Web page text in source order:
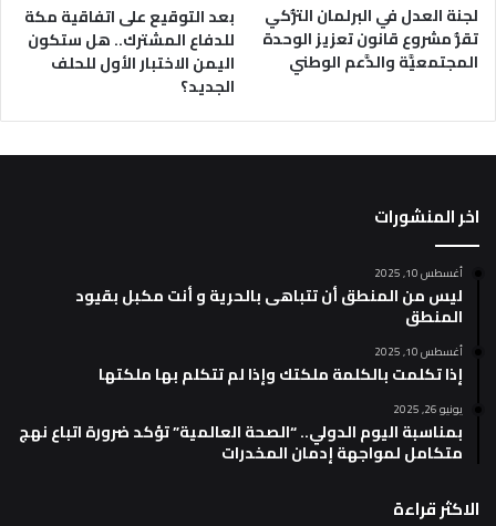
لجنة العدل في البرلمان التُّركي
تقرُّ مشروع قانون تعزيز الوحدة
المجتمعيَّة والدَّعم الوطني
بعد التوقيع على اتفاقية مكة
للدفاع المشترك.. هل ستكون
اليمن الاختبار الأول للحلف
الجديد؟
اخر المنشورات
أغسطس 10, 2025
ليس من المنطق أن تتباهى بالحرية و أنت مكبل بقيود
المنطق
أغسطس 10, 2025
إذا تكلمت بالكلمة ملكتك وإذا لم تتكلم بها ملكتها
يونيو 26, 2025
بمناسبة اليوم الدولي.. “الصحة العالمية” تؤكد ضرورة اتباع نهج
متكامل لمواجهة إدمان المخدرات
الاكثر قراءة